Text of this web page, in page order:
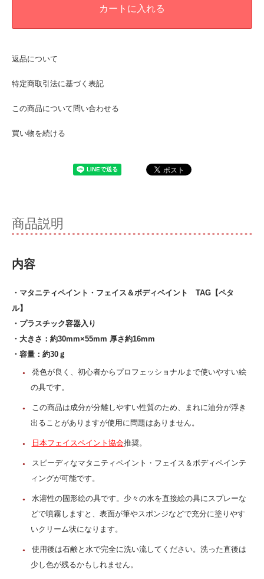
カートに入れる
返品について
特定商取引法に基づく表記
この商品について問い合わせる
買い物を続ける
商品説明
内容
・マタニティペイント・フェイス＆ボディペイント TAG【ペタ
ル】
・プラスチック容器入り
・大きさ：約30mm×55mm 厚さ約16mm
・容量：約30ｇ
発色が良く、初心者からプロフェッショナルまで使いやすい絵
の具です。
この商品は成分が分離しやすい性質のため、まれに油分が浮き
出ることがありますが使用に問題はありません。
日本フェイスペイント協会推奨。
スピーディなマタニティペイント・フェイス＆ボディペインテ
ィングが可能です。
水溶性の固形絵の具です。少々の水を直接絵の具にスプレーな
どで噴霧しますと、表面が筆やスポンジなどで充分に塗りやす
いクリーム状になります。
使用後は石鹸と水で完全に洗い流してください。洗った直後は
少し色が残るかもしれません。